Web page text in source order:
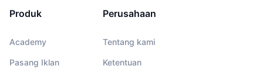
Produk
Academy
Pasang Iklan
Perusahaan
Tentang kami
Ketentuan